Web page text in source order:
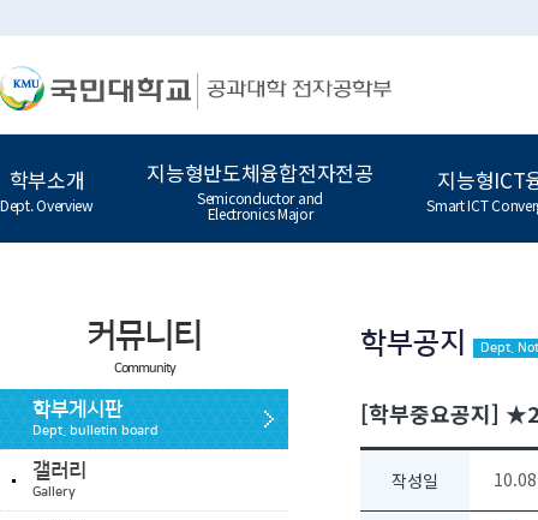
학부소개
Dept. Overview
지능형반도체융합전자전공
Semiconductor and
Electronics Major
지능형ICT
Smart ICT
커뮤니티
Community
학부게시판
Dept. bulletin board
갤러리
Gallery
학부공지 Dept.
[학부중요공지]
작성일